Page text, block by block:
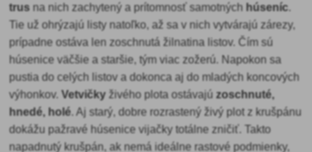
trusna nich zachytený a prítomnosť samotných húseníc.
Tie už ohrýzajú listy natoľko, až sa v nich vytvárajú zárezy,
prípadne ostáva len zoschnutá žilnatina listov. Čím sú
húsenice väčšie a staršie, tým viac zožerú. Napokon sa
pustia do celých listov a dokonca aj do mladých koncových
výhonkov.Vetvičkyživého plota ostávajúzoschnuté,
hnedé, holé. Aj starý, dobre rozrastený živý plot z krušpánu
dokážu pažravé húsenice vijačky totálne zničiť. Takto
napadnutý krušpán, ak nemá ideálne rastové podmienky,